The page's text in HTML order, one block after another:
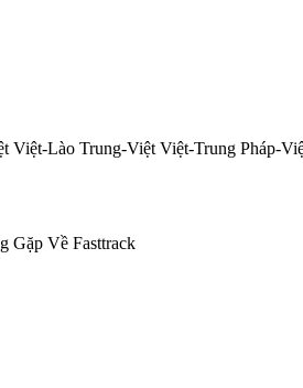
Lào Trung-Việt Việt-Trung Pháp-
Gặp Về Fasttrack